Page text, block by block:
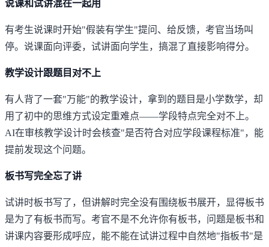
说课和试讲混在一起用
有考生说课时开始"假装有学生"提问、给反馈，考官当场叫
停。说课面向评委，试讲面向学生，搞混了直接影响得分。
教学设计跟题目对不上
有人背了一套"万能"的教学设计，拿到的题目是小学数学，却
用了初中的思维方式设定重难点——学段特点完全对不上。
AI在审核教学设计时会核查"是否符合对应学段课程标准"，能
提前发现这个问题。
板书写完全忘了讲
试讲时板书写了，但讲解时完全没有围绕板书展开，显得板书
是为了有板书而写。考官不是不允许你有板书，问题是板书和
讲课内容要形成呼应，能不能在试讲过程中自然地"指板书"是